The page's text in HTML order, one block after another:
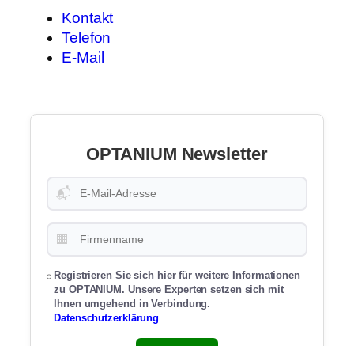
Kontakt
Telefon
E-Mail
OPTANIUM Newsletter
📬
🏢
Registrieren Sie sich hier für weitere Informationen
zu OPTANIUM. Unsere Experten setzen sich mit
Ihnen umgehend in Verbindung.
Datenschutzerklärung